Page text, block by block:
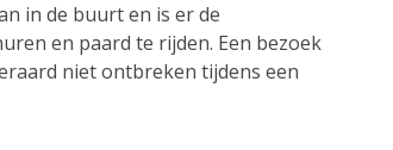
in de buurt en is er de
en paard te rijden. Een bezoek
niet ontbreken tijdens een